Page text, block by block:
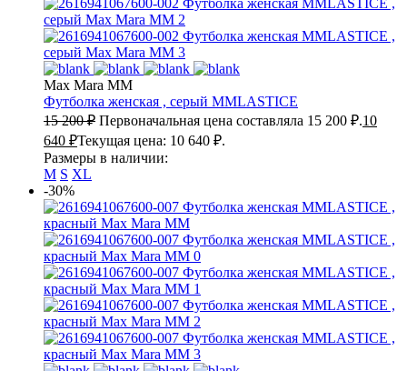
Max Mara MM
Футболка женская , серый MMLASTICE
15 200₽ Первоначальная цена составляла 15 200 ₽.10
640 ₽Текущая цена: 10 640 ₽.
Размеры в наличии:
M S XL
-30%